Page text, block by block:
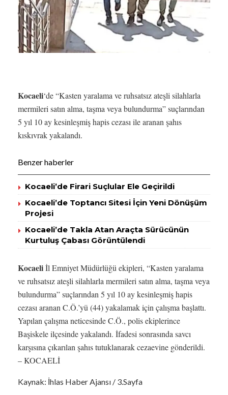
Kocaeli‘de “Kasten yaralama ve ruhsatsız ateşli silahlarla
mermileri satın alma, taşma veya bulundurma” suçlarından
5 yıl 10 ay kesinleşmiş hapis cezası ile aranan şahıs
kıskıvrak yakalandı.
Benzer haberler
Kocaeli’de Firari Suçlular Ele Geçirildi
Kocaeli’de Toptancı Sitesi İçin Yeni Dönüşüm
Projesi
Kocaeli’de Takla Atan Araçta Sürücünün
Kurtuluş Çabası Görüntülendi
Kocaeliİl Emniyet Müdürlüğü ekipleri, “Kasten yaralama
ve ruhsatsız ateşli silahlarla mermileri satın alma, taşma veya
bulundurma” suçlarından 5 yıl 10 ay kesinleşmiş hapis
cezası aranan C.Ö.’yü (44) yakalamak için çalışma başlattı.
Yapılan çalışma neticesinde C.Ö., polis ekiplerince
Başiskele ilçesinde yakalandı. İfadesi sonrasında savcı
karşısına çıkarılan şahıs tutuklanarak cezaevine gönderildi.
– KOCAELİ
Kaynak: İhlas Haber Ajansı / 3.Sayfa